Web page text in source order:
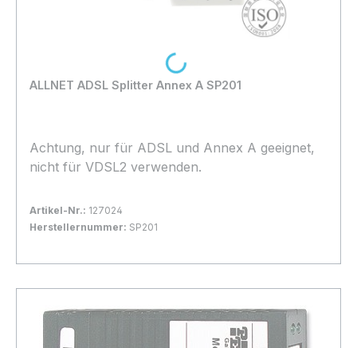
ALLNET ADSL Splitter Annex A SP201
Achtung, nur für ADSL und Annex A geeignet,
nicht für VDSL2 verwenden.
Artikel-Nr.: 127024
Herstellernummer: SP201
In den Warenkorb
Loading...